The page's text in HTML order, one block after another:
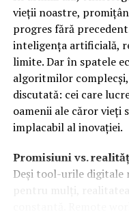
stringentă, adaptate
securității europene.
verificarea elementelor
vehiculelor, dar și pe
informare (OSINT)
false.
Conform agendei de
complexe, precum:
Verificările
vieții noastre,
progres fără
inteligența artificială,
limite. Dar în spatele
algoritmilor
discutată: cei care
oamenii ale căror vieți
implacabil al inovației.
Promisiuni vs.
Deși tool-urile digitale
pentru mulți,